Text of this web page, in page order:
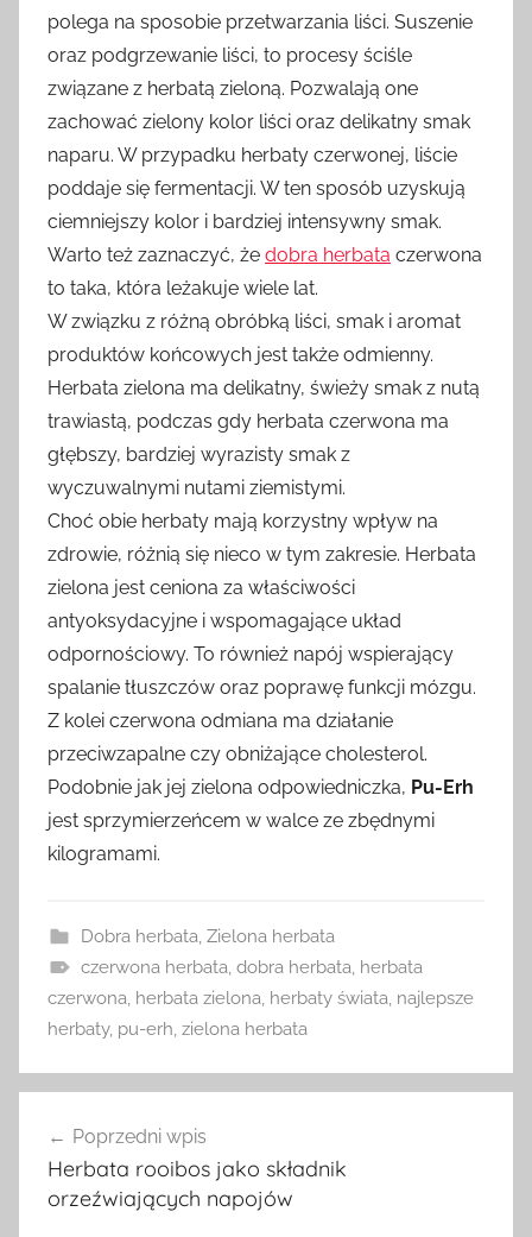
polega na sposobie przetwarzania liści. Suszenie
oraz podgrzewanie liści, to procesy ściśle
związane z herbatą zieloną. Pozwalają one
zachować zielony kolor liści oraz delikatny smak
naparu. W przypadku herbaty czerwonej, liście
poddaje się fermentacji. W ten sposób uzyskują
ciemniejszy kolor i bardziej intensywny smak.
Warto też zaznaczyć, że dobra herbata czerwona
to taka, która leżakuje wiele lat.
W związku z różną obróbką liści, smak i aromat
produktów końcowych jest także odmienny.
Herbata zielona ma delikatny, świeży smak z nutą
trawiastą, podczas gdy herbata czerwona ma
głębszy, bardziej wyrazisty smak z
wyczuwalnymi nutami ziemistymi.
Choć obie herbaty mają korzystny wpływ na
zdrowie, różnią się nieco w tym zakresie. Herbata
zielona jest ceniona za właściwości
antyoksydacyjne i wspomagające układ
odpornościowy. To również napój wspierający
spalanie tłuszczów oraz poprawę funkcji mózgu.
Z kolei czerwona odmiana ma działanie
przeciwzapalne czy obniżające cholesterol.
Podobnie jak jej zielona odpowiedniczka, Pu-Erh
jest sprzymierzeńcem w walce ze zbędnymi
kilogramami.
Dobra herbata, Zielona herbata
czerwona herbata, dobra herbata, herbata
czerwona, herbata zielona, herbaty świata, najlepsze
herbaty, pu-erh, zielona herbata
wpisu
Poprzedni wpis
Herbata rooibos jako składnik
orzeźwiających napojów